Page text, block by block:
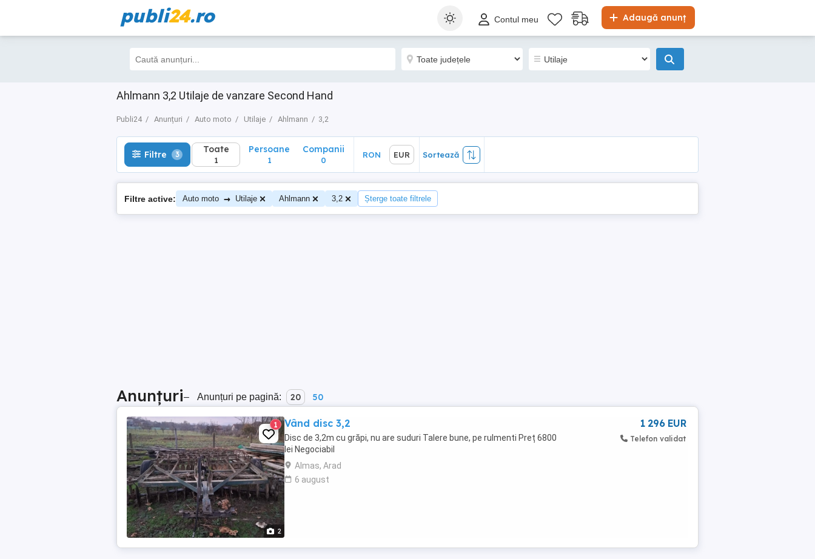
publi24.ro Adaugă anunț
Contul meu
Ahlmann 3,2 Utilaje de vanzare Second Hand
Publi24 Anunțuri Auto moto Utilaje Ahlmann 3,2
Filtre 3 Toate
1
Sortează
Filtre 3 Toate
1
Persoane
1
Companii
0
RON EUR Sortează
Filtre active: Auto moto → Utilaje Ahlmann 3,2 Șterge toate filtrele
Anunțuri– Anunțuri pe pagină: 20 50
2
1 Vând disc 3,2
Disc de 3,2m cu grăpi, nu are suduri Talere bune, pe rulmenti Preț 6800
lei Negociabil
Almas, Arad
6 august
1 296 EUR
Telefon validat